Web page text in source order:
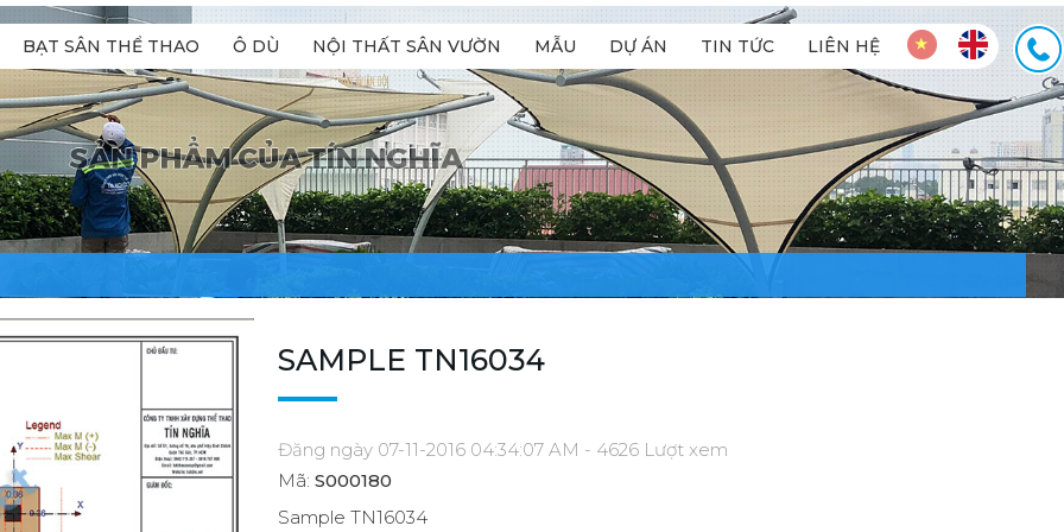
BẠT SÂN THỂ THAO Ô DÙ NỘI THẤT SÂN VƯỜN MẪU DỰ ÁN TIN TỨC LIÊN HỆ
SAMPLE TN16034
Đăng ngày 07-11-2016 04:34:07 AM - 4626 Lượt xem
Mã: S000180
Sample TN16034